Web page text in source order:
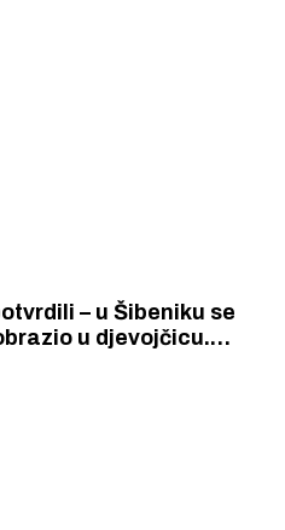
– u Šibeniku se
u djevojčicu.